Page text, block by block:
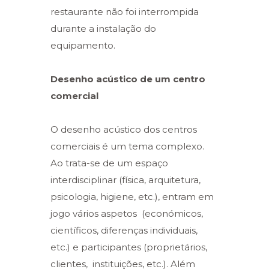
restaurante não foi interrompida
durante a instalação do
equipamento.
Desenho acústico de um centro
comercial
O desenho acústico dos centros
comerciais é um tema complexo.
Ao trata-se de um espaço
interdisciplinar (física, arquitetura,
psicologia, higiene, etc.), entram em
jogo vários aspetos (económicos,
científicos, diferenças individuais,
etc.) e participantes (proprietários,
clientes, instituições, etc.). Além